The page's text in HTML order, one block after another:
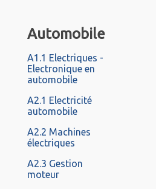
Automobile
A1.1 Electriques -
Electronique en
automobile
A2.1 Electricité
automobile
A2.2 Machines
électriques
A2.3 Gestion
moteur